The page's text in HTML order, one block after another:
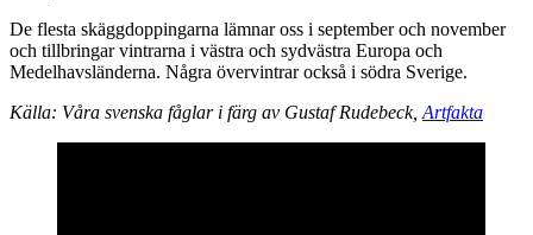
De flesta skäggdoppingarna lämnar oss i september och november
och tillbringar vintrarna i västra och sydvästra Europa och
Medelhavsländerna. Några övervintrar också i södra Sverige.
Källa: Våra svenska fåglar i färg av Gustaf Rudebeck, Artfakta